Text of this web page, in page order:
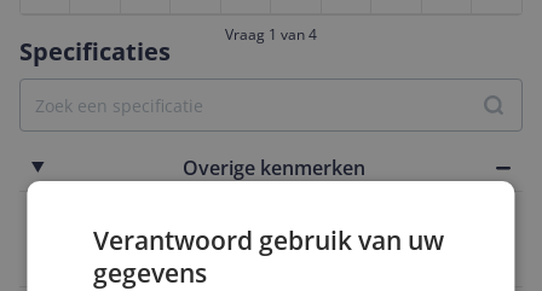
Specificaties
Overige kenmerken
Vraag 1 van 4
Verantwoord gebruik van uw
gegevens